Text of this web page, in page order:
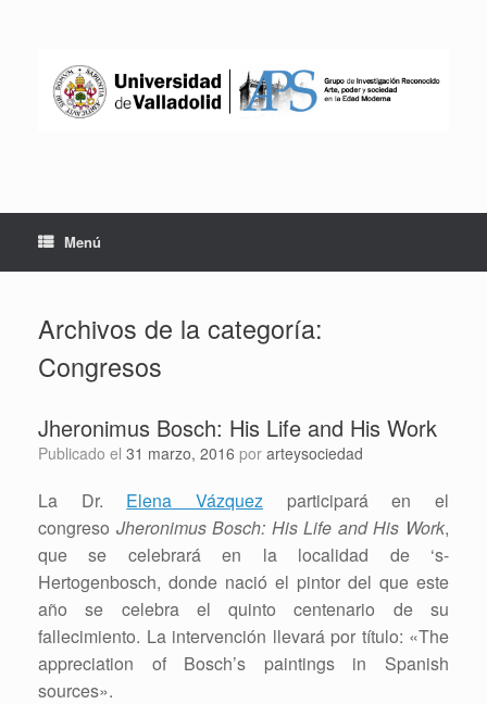
Menú
Archivos de la categoría:
Congresos
Jheronimus Bosch: His Life and His Work
Publicado el 31 marzo, 2016 por arteysociedad
La Dr. Elena Vázquez participará en el
congreso Jheronimus Bosch: His Life and His Work,
que se celebrará en la localidad de ‘s-
Hertogenbosch, donde nació el pintor del que este
año se celebra el quinto centenario de su
fallecimiento. La intervención llevará por título: «The
appreciation of Bosch’s paintings in Spanish
sources».